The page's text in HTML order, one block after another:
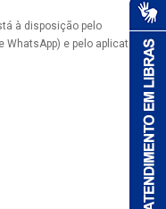
à disposição pelo
e pelo aplicativo